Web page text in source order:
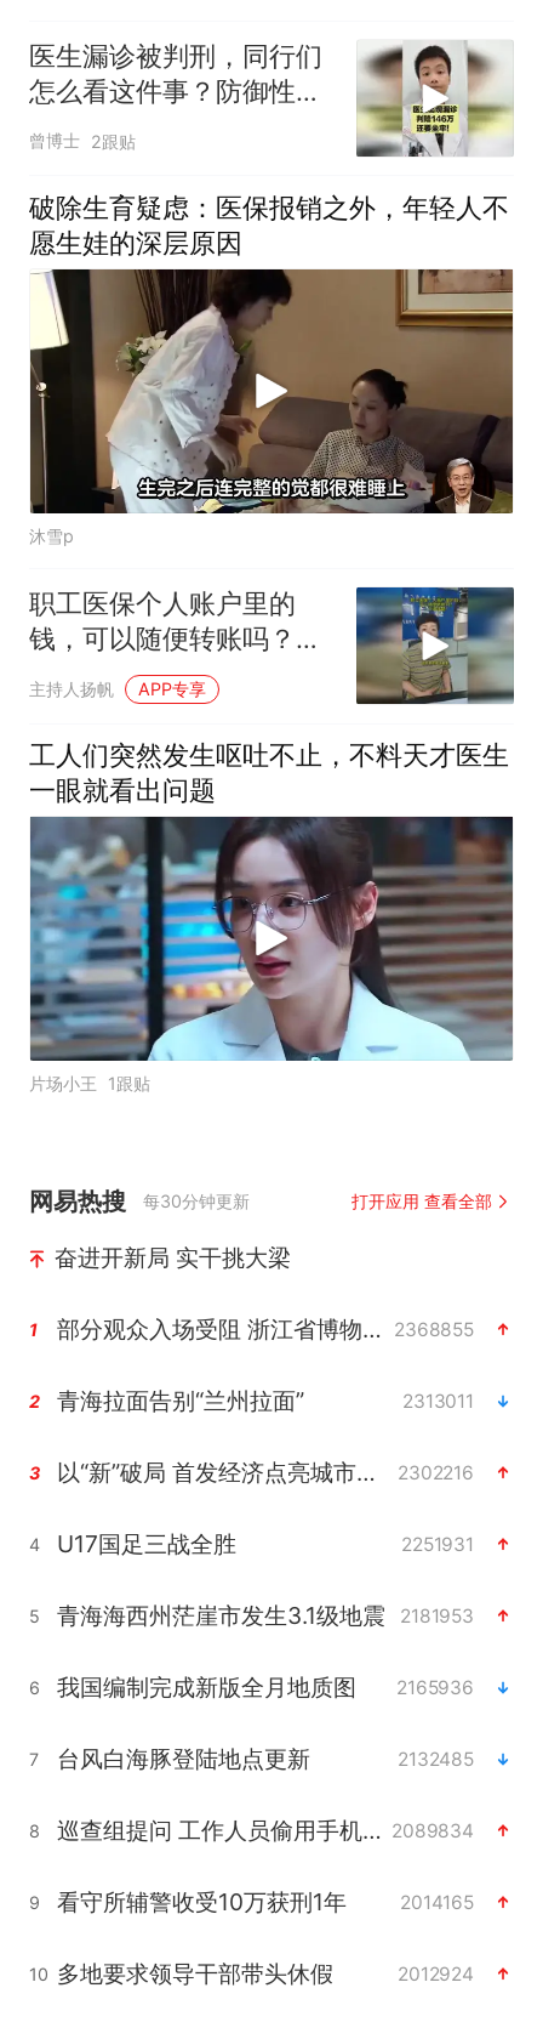
医生漏诊被判刑，同行们
怎么看这件事？防御性医
疗即将到来？
曾博士 2跟贴
破除生育疑虑：医保报销之外，年轻人不
愿生娃的深层原因
沐雪p
职工医保个人账户里的
钱，可以随便转账吗？一
次讲清楚
主持人扬帆 APP专享
工人们突然发生呕吐不止，不料天才医生
一眼就看出问题
片场小王 1跟贴
网易热搜 每30分钟更新 打开应用 查看全部
奋进开新局 实干挑大梁
1 部分观众入场受阻 浙江省博物馆致歉 2368855
2 青海拉面告别“兰州拉面” 2313011
3 以“新”破局 首发经济点亮城市消费活力 2302216
4 U17国足三战全胜 2251931
5 青海海西州茫崖市发生3.1级地震 2181953
6 我国编制完成新版全月地质图 2165936
7 台风白海豚登陆地点更新 2132485
8 巡查组提问 工作人员偷用手机查答案 2089834
9 看守所辅警收受10万获刑1年 2014165
10 多地要求领导干部带头休假 2012924